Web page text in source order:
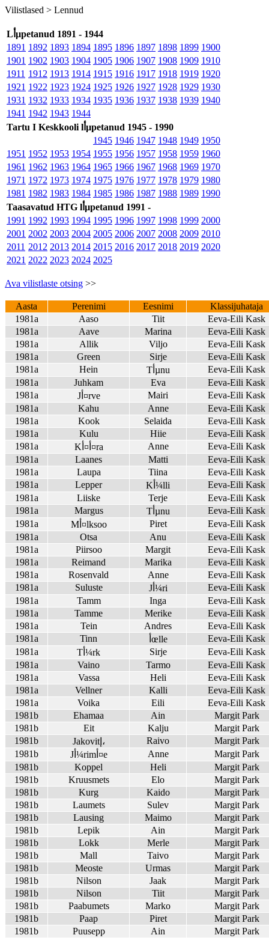
Vilistlased > Lennud
Lأµpetanud 1891 - 1944
1891 1892 1893 1894 1895 1896 1897 1898 1899 1900
1901 1902 1903 1904 1905 1906 1907 1908 1909 1910
1911 1912 1913 1914 1915 1916 1917 1918 1919 1920
1921 1922 1923 1924 1925 1926 1927 1928 1929 1930
1931 1932 1933 1934 1935 1936 1937 1938 1939 1940
1941 1942 1943 1944
Tartu I Keskkooli lأµpetanud 1945 - 1990
1945 1946 1947 1948 1949 1950
1951 1952 1953 1954 1955 1956 1957 1958 1959 1960
1961 1962 1963 1964 1965 1966 1967 1968 1969 1970
1971 1972 1973 1974 1975 1976 1977 1978 1979 1980
1981 1982 1983 1984 1985 1986 1987 1988 1989 1990
Taasavatud HTG lأµpetanud 1991 -
1991 1992 1993 1994 1995 1996 1997 1998 1999 2000
2001 2002 2003 2004 2005 2006 2007 2008 2009 2010
2011 2012 2013 2014 2015 2016 2017 2018 2019 2020
2021 2022 2023 2024 2025
Ava vilistlaste otsing >>
Aasta Perenimi Eesnimi
Klassijuhataja
1981a
Aaso Tiit
Eeva-Eili Kask
1981a
Aave Marina
Eeva-Eili Kask
1981a
Allik Viljo
Eeva-Eili Kask
1981a
Green Sirje
Eeva-Eili Kask
1981a
Hein Tأµnu
Eeva-Eili Kask
1981a
Juhkam Eva
Eeva-Eili Kask
1981a
Jأ¤rve Mairi
Eeva-Eili Kask
1981a
Kahu Anne
Eeva-Eili Kask
1981a
Kook Selaida
Eeva-Eili Kask
1981a
Kulu Hiie
Eeva-Eili Kask
1981a
Kأ¤أ¤ra Anne
Eeva-Eili Kask
1981a
Laanes Matti
Eeva-Eili Kask
1981a
Laupa Tiina
Eeva-Eili Kask
1981a
Lepper Kأ¼lli
Eeva-Eili Kask
1981a
Liiske Terje
Eeva-Eili Kask
1981a
Margus Tأµnu
Eeva-Eili Kask
1981a
Mأ¤lksoo Piret
Eeva-Eili Kask
1981a
Otsa Anu
Eeva-Eili Kask
1981a
Piirsoo Margit
Eeva-Eili Kask
1981a
Reimand Marika
Eeva-Eili Kask
1981a
Rosenvald Anne
Eeva-Eili Kask
1981a
Suluste Jأ¼ri
Eeva-Eili Kask
1981a
Tamm Inga
Eeva-Eili Kask
1981a
Tamme Merike
Eeva-Eili Kask
1981a
Tein Andres
Eeva-Eili Kask
1981a
Tinn أœlle
Eeva-Eili Kask
1981a
Tأ¼rk Sirje
Eeva-Eili Kask
1981a
Vaino Tarmo
Eeva-Eili Kask
1981a
Vassa Heli
Eeva-Eili Kask
1981a
Vellner Kalli
Eeva-Eili Kask
1981a
Voika Eili
Eeva-Eili Kask
1981b
Ehamaa Ain
Margit Park
1981b
Eit Kalju
Margit Park
1981b
Jakovitإ، Raivo
Margit Park
1981b
Jأ¼rimأ¤e Anne
Margit Park
1981b
Koppel Heli
Margit Park
1981b
Kruusmets Elo
Margit Park
1981b
Kurg Kaido
Margit Park
1981b
Laumets Sulev
Margit Park
1981b
Lausing Maimo
Margit Park
1981b
Lepik Ain
Margit Park
1981b
Lokk Merle
Margit Park
1981b
Mall Taivo
Margit Park
1981b
Meoste Urmas
Margit Park
1981b
Nilson Jaak
Margit Park
1981b
Nilson Tiit
Margit Park
1981b
Paabumets Marko
Margit Park
1981b
Paap Piret
Margit Park
1981b
Puusepp Ain
Margit Park